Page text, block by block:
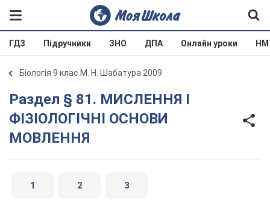
ГДЗ Підручники ЗНО ДПА Онлайн уроки
Біологія 9 клас М. Н. Шабатура 2009
Раздел § 81. МИСЛЕННЯ І
ФІЗІОЛОГІЧНІ ОСНОВИ
МОВЛЕННЯ
1 2 3